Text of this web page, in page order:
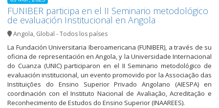
FUNIBER participa en el II Seminario metodológico
de evaluación Institucional en Angola
Angola, Global - Todos los países
La Fundación Universitaria Iberoamericana (FUNIBER), a través de su
oficina de representación en Angola, y la Universidade Internacional
do Cuanza (UNIC) participaron en el II Seminario metodológico de
evaluación institucional, un evento promovido por la Associação das
Instituições do Ensino Superior Privado Angolano (AIESPA) en
coordinación con el Instituto Nacional de Avaliação, Acreditação e
Reconhecimento de Estudos do Ensino Superior (INAAREES).